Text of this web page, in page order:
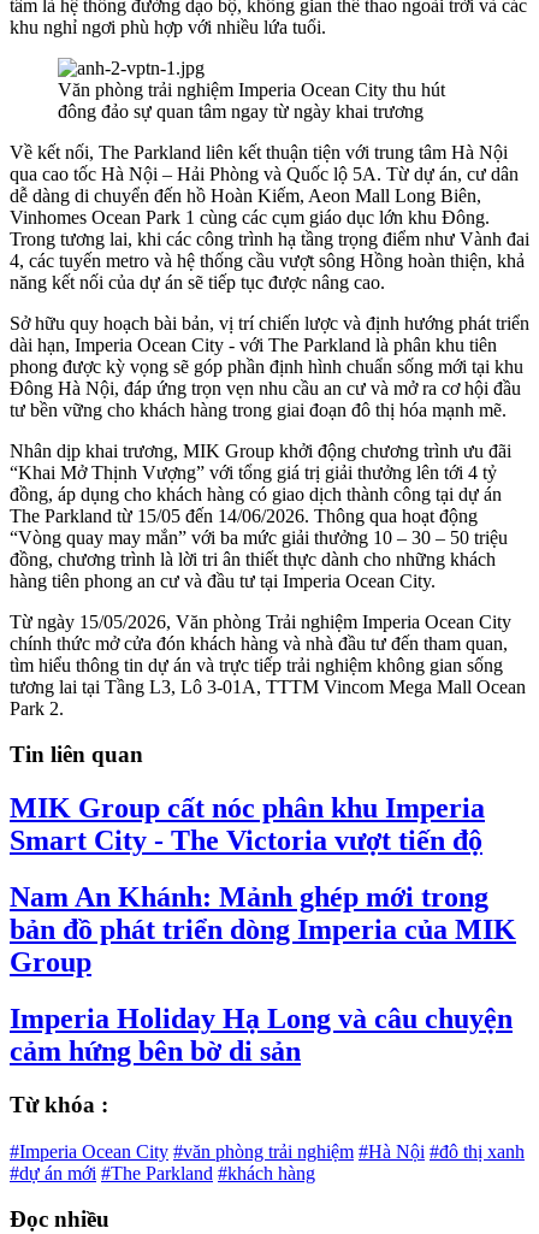
tâm là hệ thống đường dạo bộ, không gian thể thao ngoài trời và các
khu nghỉ ngơi phù hợp với nhiều lứa tuổi.
Văn phòng trải nghiệm Imperia Ocean City thu hút
đông đảo sự quan tâm ngay từ ngày khai trương
Về kết nối, The Parkland liên kết thuận tiện với trung tâm Hà Nội
qua cao tốc Hà Nội – Hải Phòng và Quốc lộ 5A. Từ dự án, cư dân
dễ dàng di chuyển đến hồ Hoàn Kiếm, Aeon Mall Long Biên,
Vinhomes Ocean Park 1 cùng các cụm giáo dục lớn khu Đông.
Trong tương lai, khi các công trình hạ tầng trọng điểm như Vành đai
4, các tuyến metro và hệ thống cầu vượt sông Hồng hoàn thiện, khả
năng kết nối của dự án sẽ tiếp tục được nâng cao.
Sở hữu quy hoạch bài bản, vị trí chiến lược và định hướng phát triển
dài hạn, Imperia Ocean City - với The Parkland là phân khu tiên
phong được kỳ vọng sẽ góp phần định hình chuẩn sống mới tại khu
Đông Hà Nội, đáp ứng trọn vẹn nhu cầu an cư và mở ra cơ hội đầu
tư bền vững cho khách hàng trong giai đoạn đô thị hóa mạnh mẽ.
Nhân dịp khai trương, MIK Group khởi động chương trình ưu đãi
“Khai Mở Thịnh Vượng” với tổng giá trị giải thưởng lên tới 4 tỷ
đồng, áp dụng cho khách hàng có giao dịch thành công tại dự án
The Parkland từ 15/05 đến 14/06/2026. Thông qua hoạt động
“Vòng quay may mắn” với ba mức giải thưởng 10 – 30 – 50 triệu
đồng, chương trình là lời tri ân thiết thực dành cho những khách
hàng tiên phong an cư và đầu tư tại Imperia Ocean City.
Từ ngày 15/05/2026, Văn phòng Trải nghiệm Imperia Ocean City
chính thức mở cửa đón khách hàng và nhà đầu tư đến tham quan,
tìm hiểu thông tin dự án và trực tiếp trải nghiệm không gian sống
tương lai tại Tầng L3, Lô 3-01A, TTTM Vincom Mega Mall Ocean
Park 2.
Tin liên quan
MIK Group cất nóc phân khu Imperia
Smart City - The Victoria vượt tiến độ
Nam An Khánh: Mảnh ghép mới trong
bản đồ phát triển dòng Imperia của MIK
Group
Imperia Holiday Hạ Long và câu chuyện
cảm hứng bên bờ di sản
Từ khóa :
#Imperia Ocean City #văn phòng trải nghiệm #Hà Nội #đô thị xanh
#dự án mới #The Parkland #khách hàng
Đọc nhiều